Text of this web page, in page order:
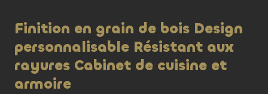
Finition en grain de bois Design
personnalisable Résistant aux
rayures Cabinet de cuisine et
armoire